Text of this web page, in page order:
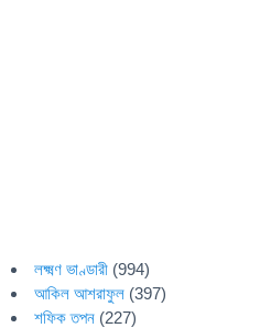
লক্ষ্মণ ভাণ্ডারী (994)
আকিল আশরাফুল (397)
শফিক তপন (227)